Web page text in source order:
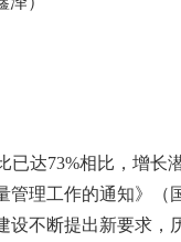
已达73%相比，增长
理工作的通知》（
设不断提出新要求，